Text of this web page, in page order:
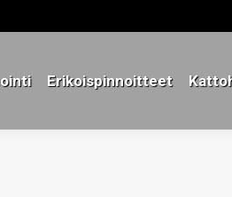
Erikoispinnoitteet
Erikoispinnoitteet